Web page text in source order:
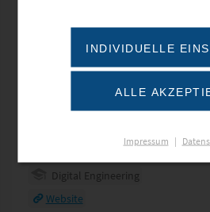
ENGINEERING
Endress+Hauser SICK GmbH+Co.
Bergener Ring 27
01458 Ottendorf-Okrilla
Herr Benjamin Miersch
Tel.: 035205-524 412
Digital Engineering
Website
INDIVIDUELLE
ALLE
Impressum |